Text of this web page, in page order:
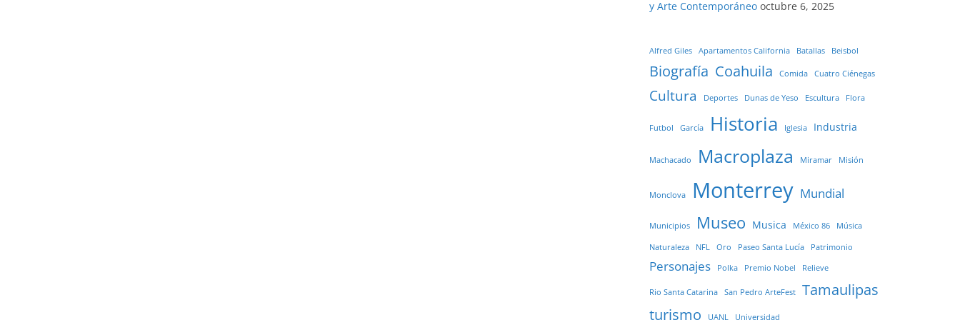
y Arte Contemporáneo octubre 6, 2025
Alfred Giles Apartamentos California Batallas Beisbol
Biografía Coahuila Comida Cuatro Ciénegas
Cultura Deportes Dunas de Yeso Escultura Flora
Futbol García Historia Iglesia Industria
Machacado Macroplaza Miramar Misión
Monclova Monterrey Mundial
Municipios Museo Musica México 86 Música
Naturaleza NFL Oro Paseo Santa Lucía Patrimonio
Personajes Polka Premio Nobel Relieve
Rio Santa Catarina San Pedro ArteFest
Tamaulipas
turismo
UANL Universidad